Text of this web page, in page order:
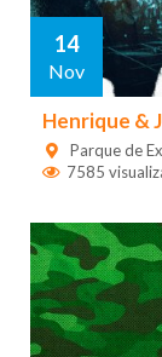
14
Nov
Henrique &
Parque de
7585